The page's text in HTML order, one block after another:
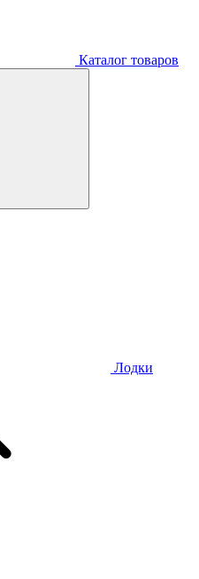
Каталог товаров
Лодки